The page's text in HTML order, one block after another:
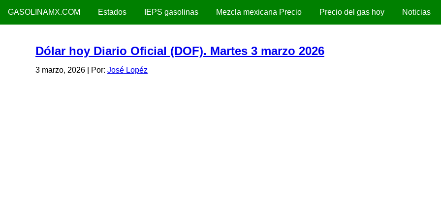
GASOLINAMX.COM Estados IEPS gasolinas Mezcla mexicana Precio Precio del gas hoy Noticias
Dólar hoy Diario Oficial (DOF). Martes 3 marzo 2026
3 marzo, 2026 | Por: José Lopéz